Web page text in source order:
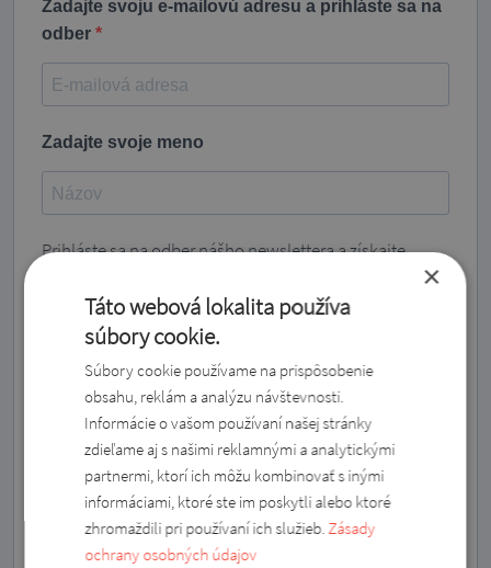
Zadajte svoju e-mailovú adresu a prihláste sa na
odber
Zadajte svoje meno
Prihláste sa na odber nášho newslettera a získajte
Súhlasím so zasielaním vašich noviniek a prijímam
vyhlásenie o ochrane osobných údajov.
Odber noviniek môžete kedykoľvek zrušiť.
PRIHLÁSENIE NA
×
Táto webová lokalita používa
súbory cookie.
Súbory cookie používame na prispôsobenie
obsahu, reklám a analýzu návštevnosti.
Informácie o vašom používaní našej stránky
zdieľame aj s našimi reklamnými a analytickými
partnermi, ktorí ich môžu kombinovať s inými
informáciami, ktoré ste im poskytli alebo ktoré
zhromaždili pri používaní ich služieb.Zásady
ochrany osobných údajov